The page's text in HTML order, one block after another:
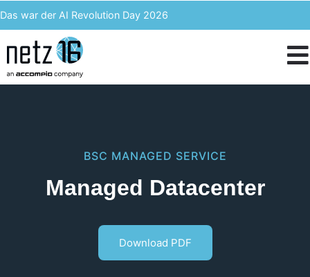
Das war der AI Revolution Day 2026
Kern AI wird accompio AI
Unser Event des Jahres – Wir blicken zurück auf den 3. ACST
BSC MANAGED SERVICE
Managed Datacenter
Download PDF